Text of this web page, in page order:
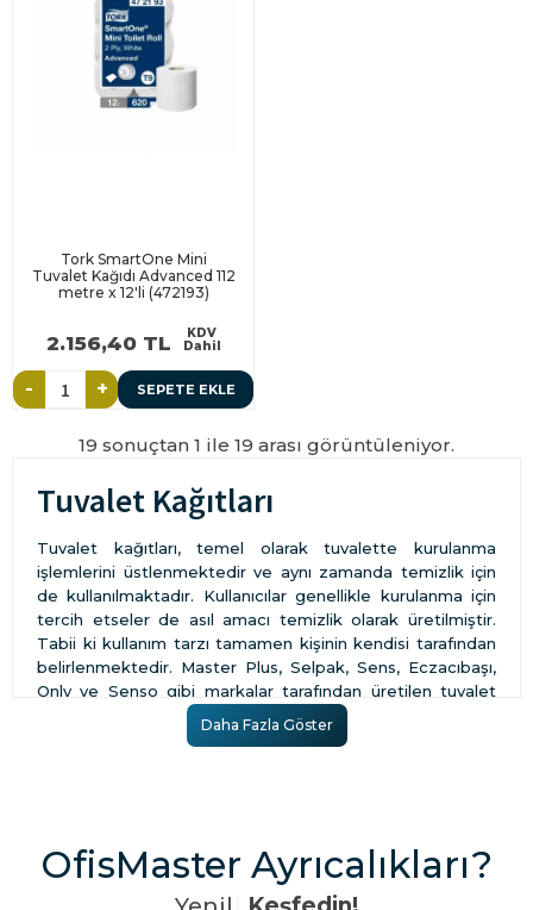
Tork SmartOne Mini
Tuvalet Kağıdı Advanced 112
metre x 12'li (472193)
2.156,40 TL
KDV
Dahil
- + SEPETE EKLE
19 sonuçtan 1 ile 19 arası görüntüleniyor.
Tuvalet Kağıtları
Tuvalet kağıtları, temel olarak tuvalette kurulanma
işlemlerini üstlenmektedir ve aynı zamanda temizlik için
de kullanılmaktadır. Kullanıcılar genellikle kurulanma için
tercih etseler de asıl amacı temizlik olarak üretilmiştir.
Tabii ki kullanım tarzı tamamen kişinin kendisi tarafından
belirlenmektedir. Master Plus, Selpak, Sens, Eczacıbaşı,
Only ve Senso gibi markalar tarafından üretilen tuvalet
kağıtları, bireylerin bakteri, pislik ve mikroplar ile
doğrudan temas etmesini engellemek için ortaya
oldukça kolaydır. Bundan dolayı elleri ne kadar iyi
koruyabilirsek kendimizi ve çevremizi de o kadar iyi
koruyabiliriz. Elinizde bulunan mikropların ağız, burun, göz
Daha Fazla Göster
OfisMaster Ayrıcalıkları?